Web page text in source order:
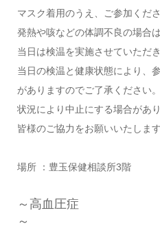
マスク着用のうえ、ご参加くださ
発熱や咳などの体調不良の場合
当日は検温を実施させていただき
当日の検温と健康状態により、
がありますのでご了承ください。
状況により中止にする場合があり
皆様のご協力をお願いいたします
場所 ：豊玉保健相談所3階
～高血圧症